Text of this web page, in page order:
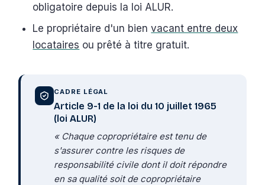
obligatoire depuis la loi ALUR.
Le propriétaire d'un bienvacant entre deux
locataires ou prêté à titre gratuit.
CADRE LÉGAL
Article 9-1 de la loi du 10 juillet 1965
(loi ALUR)
« Chaque copropriétaire est tenu de
s'assurer contre les risques de
responsabilité civile dont il doit répondre
en sa qualité soit de copropriétaire